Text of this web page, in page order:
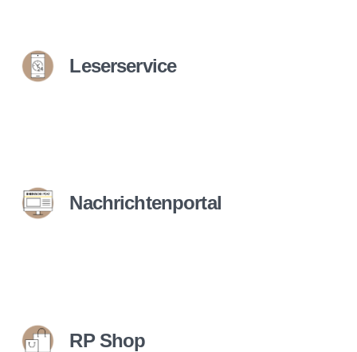
Leserservice
Nachrichtenportal
RP Shop